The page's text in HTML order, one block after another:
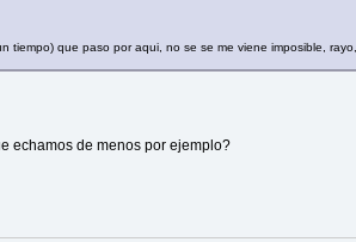
tiempo) que paso por aqui, no se se me viene imposible,
echamos de menos por ejemplo?